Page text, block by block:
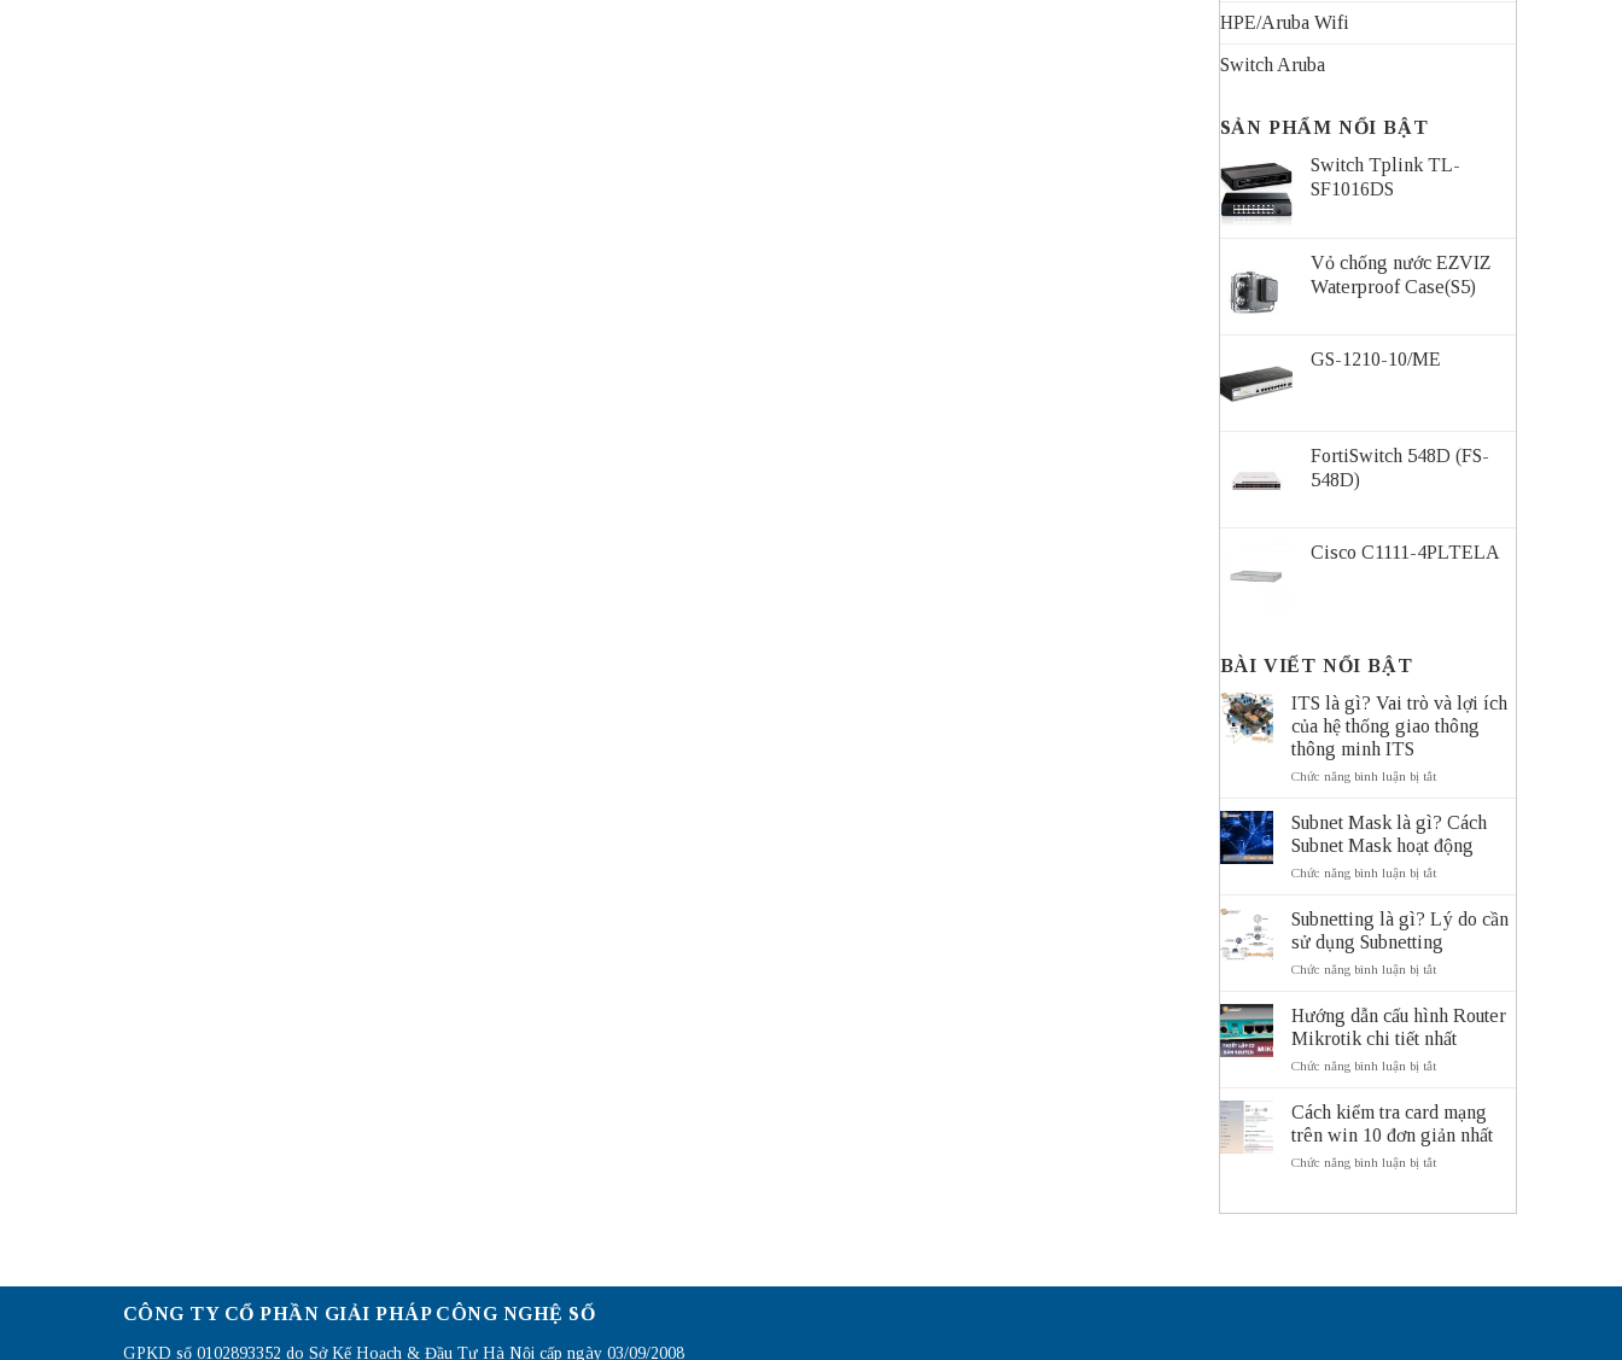
HPE/Aruba Wifi
Switch Aruba
SẢN PHẨM NỔI BẬT
Switch Tplink TL-
SF1016DS
Vỏ chống nước EZVIZ
Waterproof Case(S5)
GS-1210-10/ME
FortiSwitch 548D (FS-
548D)
Cisco C1111-4PLTELA
BÀI VIẾT NỔI BẬT
ITS là gì? Vai trò và lợi ích
của hệ thống giao thông
thông minh ITS
Chức năng bình luận bị tắtở
gì?
Vai
ích
của
hệ
thống
thông
thông
minh
ITS
Subnet Mask là gì? Cách
Subnet Mask hoạt động
Chức năng bình luận bị tắtở
là
gì?
hoạt
động
Subnetting là gì? Lý do cần
sử dụng Subnetting
Chức năng bình luận bị tắtở
gì?
Lý
dụng
Subnetting
Hướng dẫn cấu hình Router
Mikrotik chi tiết nhất
Chức năng bình luận bị tắtở
cấu
hình
Cách kiểm tra card mạng
trên win 10 đơn giản nhất
Chức năng bình luận bị tắtở
tra
win
CÔNG TY CỔ PHẦN GIẢI PHÁP CÔNG NGHỆ SỐ
GPKD số 0102893352 do Sở Kế Hoạch & Đầu Tư Hà Nội cấp ngày 03/09/2008